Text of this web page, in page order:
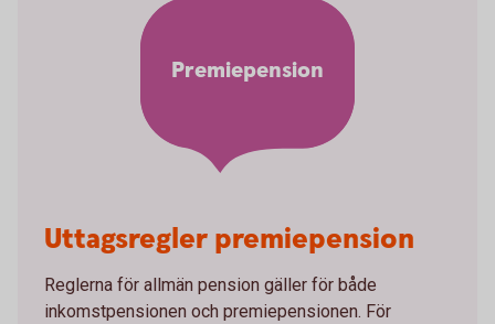
Premiepension
Uttagsregler premiepension
Reglerna för allmän pension gäller för både
inkomstpensionen och premiepensionen. För